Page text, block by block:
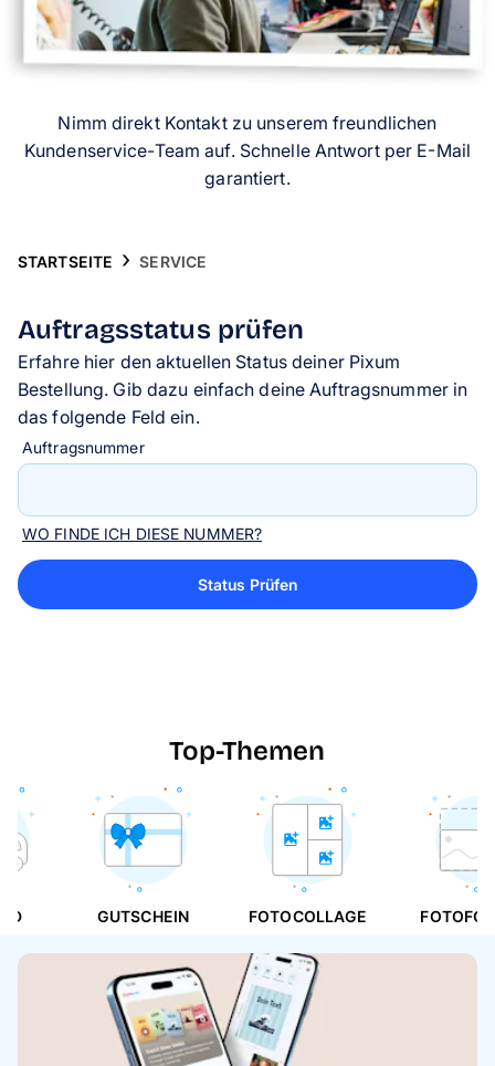
Handyhüllen
Anlässe
ServiceNimm direkt Kontakt zu unserem freundlichen
Kundenservice-Team auf. Schnelle Antwort per E-Mail
garantiert.
STARTSEITE SERVICE
Auftragsstatus prüfen
Erfahre hier den aktuellen Status deiner Pixum
Bestellung. Gib dazu einfach deine Auftragsnummer in
das folgende Feld ein.
Auftragsnummer
WO FINDE ICH DIESE NUMMER?
Status Prüfen
Top-Themen
GUTSCHEIN FOTOCOLLAGE